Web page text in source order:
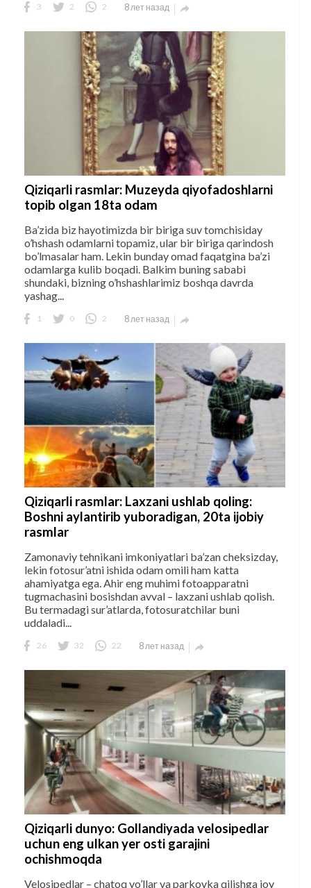
3 2 2 8 лет назад 
Qiziqarli rasmlar: Muzeyda qiyofadoshlarni
topib olgan 18ta odam
Ba’zida biz hayotimizda bir biriga suv tomchisiday
o’hshash odamlarni topamiz, ular bir biriga qarindosh
bo’lmasalar ham. Lekin bunday omad faqatgina ba’zi
odamlarga kulib boqadi. Balkim buning sababi
shundaki, bizning o’hshashlarimiz boshqa davrda
yashag...
1 0 2 8 лет назад 
Qiziqarli rasmlar: Laxzani ushlab qoling:
Boshni aylantirib yuboradigan, 20ta ijobiy
rasmlar
Zamonaviy tehnikani imkoniyatlari ba’zan cheksizday,
lekin fotosur’atni ishida odam omili ham katta
ahamiyatga ega. Ahir eng muhimi fotoapparatni
tugmachasini bosishdan avval – laxzani ushlab qolish.
Bu termadagi sur’atlarda, fotosuratchilar buni
uddaladi...
26 32 22 8 лет назад 
Qiziqarli dunyo: Gollandiyada velosipedlar
uchun eng ulkan yer osti garajini
ochishmoqda
Velosipedlar – chatoq yo’llar va parkovka qilishga joy